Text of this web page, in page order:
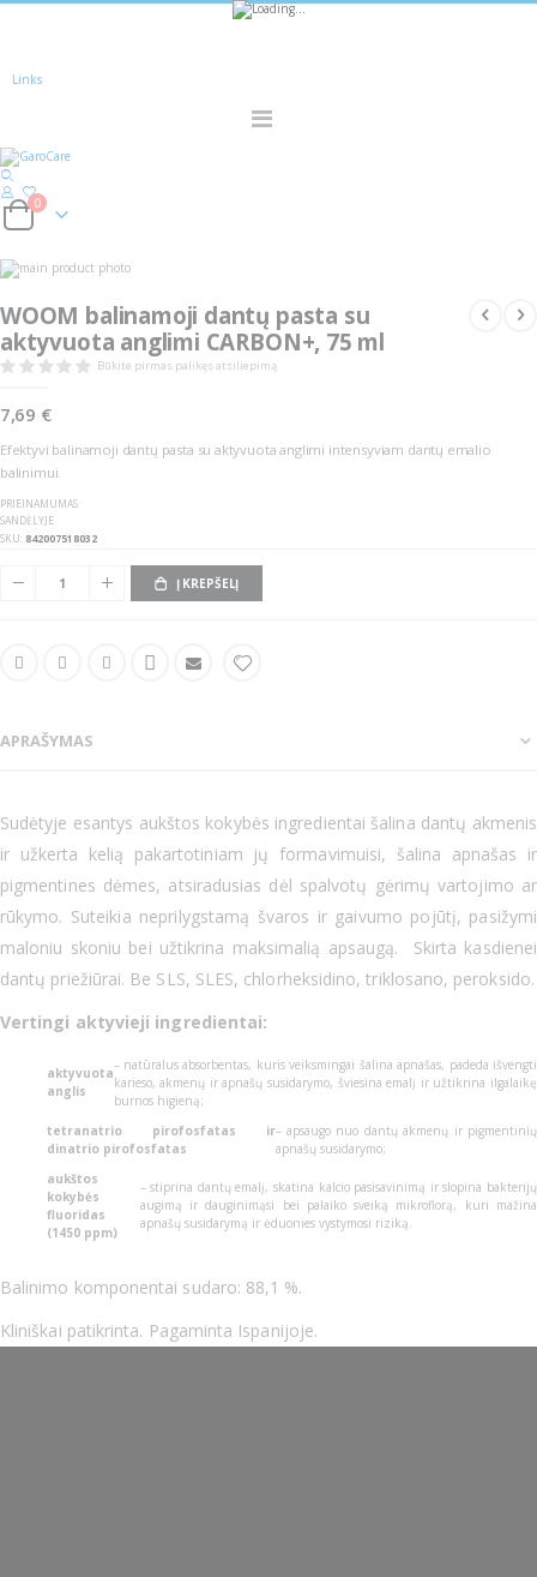
nuolaidas
Links
Toggle
Cart
0
Skip
to
end
the
images
Skip
beginning
the
images
WOOM balinamoji dantų pasta su
aktyvuota anglimi CARBON+, 75 ml
Būkite pirmas palikęs atsiliepimą
7,69 €
Efektyvi balinamoji dantų pasta su aktyvuota anglimi intensyviam dantų emalio
balinimui.
PRIEINAMUMAS:
SANDĖLYJE
SKU 842007518032
Į KREPŠELĮ
APRAŠYMAS
Sudėtyje esantys aukštos kokybės ingredientai šalina dantų akmenis
ir užkerta kelią pakartotiniam jų formavimuisi, šalina apnašas ir
pigmentines dėmes, atsiradusias dėl spalvotų gėrimų vartojimo ar
rūkymo. Suteikia neprilygstamą švaros ir gaivumo pojūtį, pasižymi
maloniu skoniu bei užtikrina maksimalią apsaugą. Skirta kasdienei
dantų priežiūrai. Be SLS, SLES, chlorheksidino, triklosano, peroksido.
Vertingi aktyvieji ingredientai:
aktyvuota
anglis
– natūralus absorbentas, kuris veiksmingai šalina apnašas, padeda išvengti
karieso, akmenų ir apnašų susidarymo, šviesina emalį ir užtikrina ilgalaikę
burnos higieną;
tetranatrio pirofosfatas ir
dinatrio pirofosfatas
– apsaugo nuo dantų akmenų ir pigmentinių
apnašų susidarymo;
aukštos
kokybės
fluoridas
(1450 ppm)
– stiprina dantų emalį, skatina kalcio pasisavinimą ir slopina bakterijų
augimą ir dauginimąsi bei palaiko sveiką mikroflorą, kuri mažina
apnašų susidarymą ir ėduonies vystymosi riziką.
Balinimo komponentai sudaro: 88,1 %.
Kliniškai patikrinta. Pagaminta Ispanijoje.